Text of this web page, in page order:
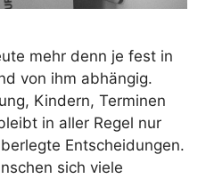
mehr denn je fest in
von ihm abhängig.
Kindern, Terminen
in aller Regel nur
Entscheidungen.
sich viele